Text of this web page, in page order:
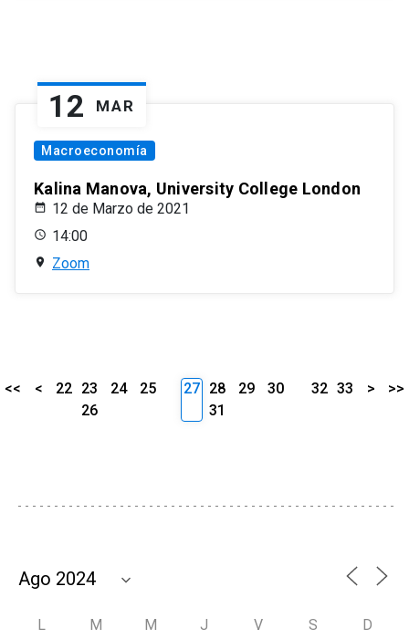
12 MAR
Macroeconomía
Kalina Manova, University College London
12 de Marzo de 2021
14:00
Zoom
<< < 22 23 24
25
26
27 28 29
30
31
32 33 > >>
L M M J V S D